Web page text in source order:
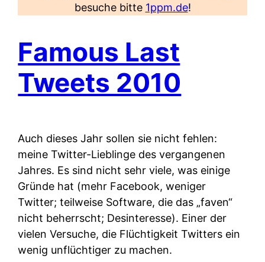
besuche bitte 1ppm.de!
Famous Last
Tweets 2010
Auch dieses Jahr sollen sie nicht fehlen:
meine Twitter-Lieblinge des vergangenen
Jahres. Es sind nicht sehr viele, was einige
Gründe hat (mehr Facebook, weniger
Twitter; teilweise Software, die das „faven“
nicht beherrscht; Desinteresse). Einer der
vielen Versuche, die Flüchtigkeit Twitters ein
wenig unflüchtiger zu machen.